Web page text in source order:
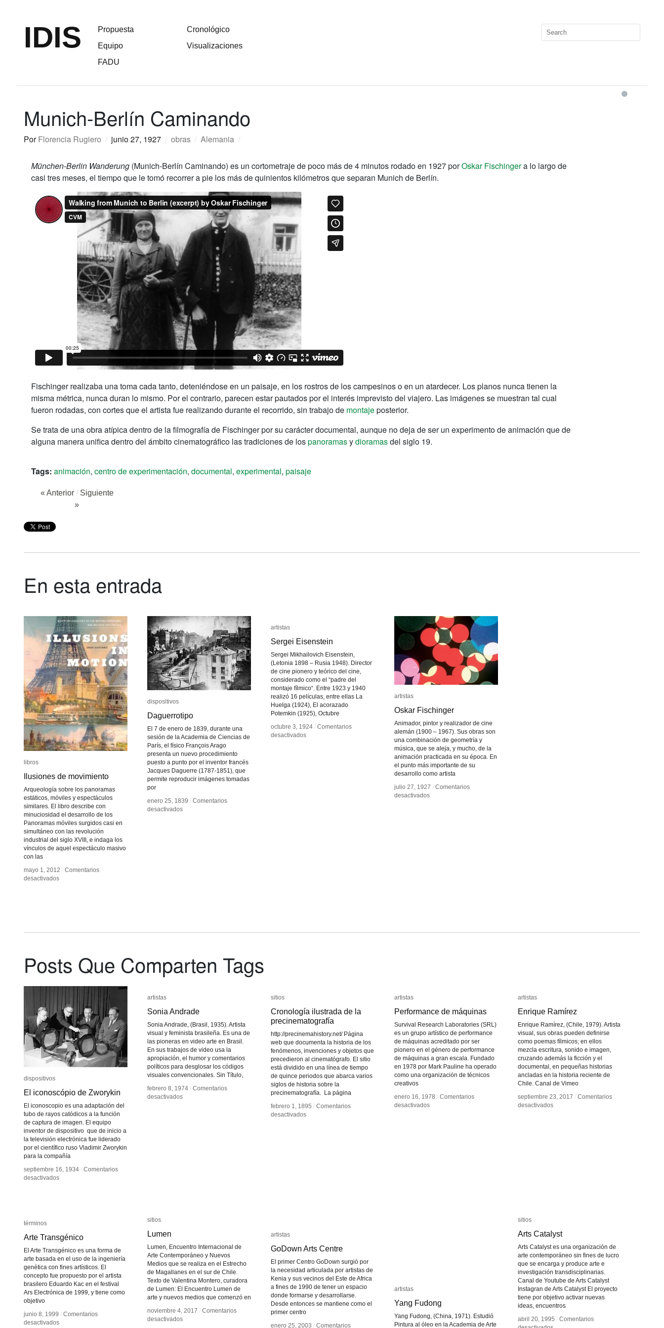
IDIS
Propuesta
Equipo
FADU
Cronológico
Visualizaciones
Munich-Berlín Caminando
PorFlorencia Rugiero / junio 27, 1927 / obras / Alemania /
München-Berlin Wanderung (Munich-Berlín Caminando) es un cortometraje de poco más de 4 minutos rodado en 1927 porOskar Fischingera lo largo de
casi tres meses, el tiempo que le tomó recorrer a pie los más de quinientos kilómetros que separan Munich de Berlín.
Fischinger realizaba una toma cada tanto, deteniéndose en un paisaje, en los rostros de los campesinos o en un atardecer. Los planos nunca tienen la
misma métrica, nunca duran lo mismo. Por el contrario, parecen estar pautados por el interés imprevisto del viajero. Las imágenes se muestran tal cual
fueron rodadas, con cortes que el artista fue realizando durante el recorrido, sin trabajo de montajeposterior.
Se trata de una obra atípica dentro de la filmografía de Fischinger por su carácter documental, aunque no deja de ser un experimento de animación que de
alguna manera unifica dentro del ámbito cinematográfico las tradiciones de lospanoramasydioramasdel siglo 19.
Tags: animación, centro de experimentación, documental, experimental, paisaje
« Anterior / Siguiente
»
En esta entrada
libros
Ilusiones de movimiento
Arqueología sobre los panoramas
estáticos, móviles y espectáculos
similares. El libro describe con
minuciosidad el desarrollo de los
Panoramas móviles surgidos casi en
simultáneo con las revolución
industrial del siglo XVIII, e indaga los
vínculos de aquel espectáculo masivo
con las
mayo 1, 2012 / Comentarios
desactivadosen
libros
Ilusiones de movimiento
mayo 1, 2012 / Comentarios
desactivadosen
dispositivos
Daguerrotipo
El 7 de enero de 1839, durante una
sesión de la Academia de Ciencias de
París, el físico François Arago
presenta un nuevo procedimiento
puesto a punto por el inventor francés
Jacques Daguerre (1787-1851), que
permite reproducir imágenes tomadas
por
enero 25, 1839 / Comentarios
desactivadosen
dispositivos
Daguerrotipo
enero 25, 1839 / Comentarios
desactivadosen
artistas
Sergei Eisenstein
Sergei Mikhailovich Eisenstein,
(Letonia 1898 – Rusia 1948). Director
de cine pionero y teórico del cine,
considerado como el “padre del
montaje fílmico“. Entre 1923 y 1940
realizó 16 películas, entre ellas La
Huelga (1924), El acorazado
Potemkin (1925), Octubre
octubre 3, 1924 / Comentarios
desactivadosen
artistas
Sergei Eisenstein
octubre 3, 1924 / Comentarios
desactivadosen
artistas
Oskar Fischinger
Animador, pintor y realizador de cine
alemán (1900 – 1967). Sus obras son
una combinación de geometría y
música, que se aleja, y mucho, de la
animación practicada en su época. En
el punto más importante de su
desarrollo como artista
julio 27, 1927 / Comentarios
desactivadosen
artistas
Oskar Fischinger
julio 27, 1927 / Comentarios
desactivadosen
Posts Que Comparten Tags
dispositivos
El iconoscópio de Zworykin
El iconoscopio es una adaptación del
tubo de rayos catódicos a la función
de captura de imagen. El equipo
inventor de dispositivo que de inicio a
la televisión electrónica fue liderado
por el científico ruso Vladimir Zworykin
para la compañía
septiembre 16, 1934 / Comentarios
desactivadosen
dispositivos
El iconoscópio de Zworykin
septiembre 16, 1934 / Comentarios
desactivadosen
artistas
Sonia Andrade
Sonia Andrade, (Brasil, 1935). Artista
visual y feminista brasileña. Es una de
las pioneras en video arte en Brasil.
En sus trabajos de video usa la
apropiación, el humor y comentarios
políticos para desglosar los códigos
visuales convencionales. Sin Título,
febrero 8, 1974 / Comentarios
desactivadosen
artistas
Sonia Andrade
febrero 8, 1974 / Comentarios
desactivadosen
sitios
Cronología ilustrada de la
precinematografía
http://precinemahistory.net/ Página
web que documenta la historia de los
fenómenos, invenciones y objetos que
precedieron al cinematógrafo. El sitio
está dividido en una línea de tiempo
de quince periodos que abarca varios
siglos de historia sobre la
precinematografía. La página
febrero 1, 1895 / Comentarios
desactivadosen
sitios
Cronología ilustrada de la
precinematografía
febrero 1, 1895 / Comentarios
desactivadosen
artistas
Performance de máquinas
Survival Research Laboratories (SRL)
es un grupo artístico de performance
de máquinas acreditado por ser
pionero en el género de performance
de máquinas a gran escala. Fundado
en 1978 por Mark Pauline ha operado
como una organización de técnicos
creativos
enero 16, 1978 / Comentarios
desactivadosen
artistas
Performance de máquinas
enero 16, 1978 / Comentarios
desactivadosen
artistas
Enrique Ramírez
Enrique Ramírez, (Chile, 1979). Artista
visual, sus obras pueden definirse
como poemas fílmicos; en ellos
mezcla escritura, sonido e imagen,
cruzando además la ficción y el
documental, en pequeñas historias
ancladas en la historia reciente de
Chile. Canal de Vimeo
septiembre 23, 2017 / Comentarios
desactivadosen
artistas
Enrique Ramírez
septiembre 23, 2017 / Comentarios
desactivadosen
sitios
Lumen
Lumen, Encuentro Internacional de
Arte Contemporáneo y Nuevos
Medios que se realiza en el Estrecho
de Magallanes en el sur de Chile.
Texto de Valentina Montero, curadora
de Lumen: El Encuentro Lumen de
arte y nuevos medios que comenzó en
noviembre 4, 2017 / Comentarios
desactivadosen
sitios
Lumen
noviembre 4, 2017 / Comentarios
desactivadosen
sitios
Arts Catalyst
Arts Catalyst es una organización de
arte contemporáneo sin fines de lucro
que se encarga y produce arte e
investigación transdisciplinarias.
Canal de Youtube de Arts Catalyst
Instagran de Arts Catalyst El proyecto
tiene por objetivo activar nuevas
ideas, encuentros
abril 20, 1995 / Comentarios
sitios
Arts Catalyst
abril 20, 1995 / Comentarios
términos
Arte Transgénico
El Arte Transgénico es una forma de
arte basada en el uso de la ingeniería
genética con fines artísticos. El
concepto fue propuesto por el artista
brasilero Eduardo Kac en el festival
Ars Electrónica de 1999, y tiene como
objetivo
junio 8, 1999 / Comentarios
desactivadosen
términos
Arte Transgénico
junio 8, 1999 / Comentarios
desactivadosen
artistas
GoDown Arts Centre
El primer Centro GoDown surgió por
la necesidad articulada por artistas de
Kenia y sus vecinos del Este de Africa
a fines de 1990 de tener un espacio
donde formarse y desarrollarse.
Desde entonces se mantiene como el
primer centro
enero 25, 2003 / Comentarios
artistas
GoDown Arts Centre
enero 25, 2003 / Comentarios
artistas
Yang Fudong
Yang Fudong, (China, 1971). Estudió
Pintura al óleo en la Academia de Arte
artistas
Yang Fudong